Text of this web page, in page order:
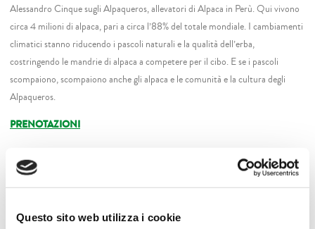
Questo sito web utilizza i cookie
Alessandro Cinque sugli Alpaqueros, allevatori di Alpaca in Perù. Qui vivono
circa 4 milioni di alpaca, pari a circa l’88% del totale mondiale. I cambiamenti
climatici stanno riducendo i pascoli naturali e la qualità dell’erba,
costringendo le mandrie di alpaca a competere per il cibo. E se i pascoli
scompaiono, scompaiono anche gli alpaca e le comunità e la cultura degli
Alpaqueros.
PRENOTAZIONI
ASSOLO